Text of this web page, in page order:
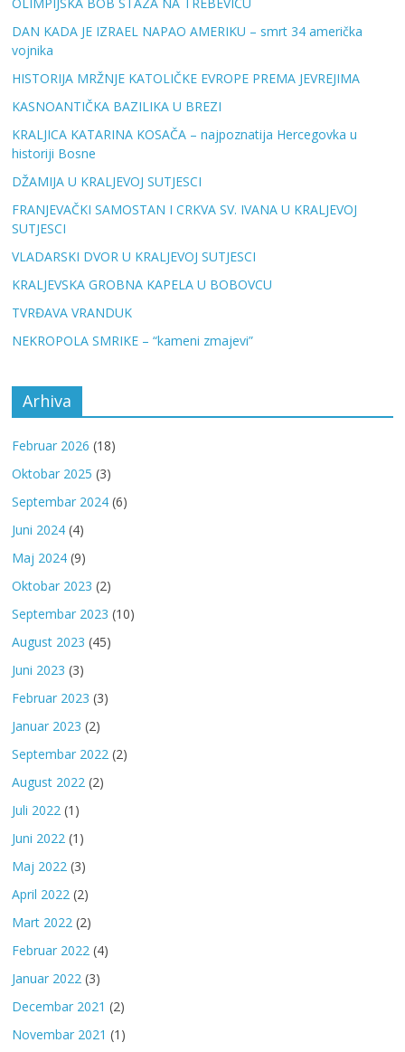
DAN KADA JE IZRAEL NAPAO AMERIKU – smrt 34 američka
vojnika
HISTORIJA MRŽNJE KATOLIČKE EVROPE PREMA JEVREJIMA
KASNOANTIČKA BAZILIKA U BREZI
KRALJICA KATARINA KOSAČA – najpoznatija Hercegovka u
historiji Bosne
DŽAMIJA U KRALJEVOJ SUTJESCI
FRANJEVAČKI SAMOSTAN I CRKVA SV. IVANA U KRALJEVOJ
SUTJESCI
VLADARSKI DVOR U KRALJEVOJ SUTJESCI
KRALJEVSKA GROBNA KAPELA U BOBOVCU
TVRĐAVA VRANDUK
NEKROPOLA SMRIKE – “kameni zmajevi”
Arhiva
Februar 2026 (18)
Oktobar 2025 (3)
Septembar 2024 (6)
Juni 2024 (4)
Maj 2024 (9)
Oktobar 2023 (2)
Septembar 2023 (10)
August 2023 (45)
Juni 2023 (3)
Februar 2023 (3)
Januar 2023 (2)
Septembar 2022 (2)
August 2022 (2)
Juli 2022 (1)
Juni 2022 (1)
Maj 2022 (3)
April 2022 (2)
Mart 2022 (2)
Februar 2022 (4)
Januar 2022 (3)
Decembar 2021 (2)
Novembar 2021 (1)